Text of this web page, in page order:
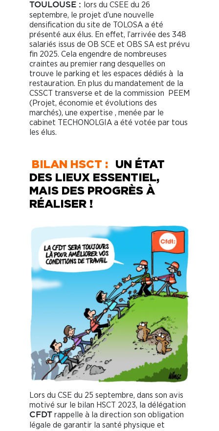
TOULOUSE :
lors du CSEE du 26
septembre, le projet d’une nouvelle
densification du site de TOLOSA a été
présenté aux élus. En effet, l’arrivée des 348
salariés issus de OB SCE et OBS SA est prévu
fin 2025. Cela engendre de nombreuses
craintes au premier rang desquelles on
trouve le parking et les espaces dédiés à la
restauration. En plus du mandatement de la
CSSCT transverse et de la commission PEEM
(Projet, économie et évolutions des
marchés), une expertise , menée par le
cabinet TECHONOLGIA a été votée par tous
les élus.
BILAN HSCT :
UN ÉTAT
DES LIEUX ESSENTIEL,
MAIS DES PROGRÈS À
RÉALISER !
Lors du CSE du 25 septembre, dans son avis
motivé sur le bilan HSCT 2023, la délégation
C F DT
rappelle à la direction son obligation
légale de garantir la santé physique et